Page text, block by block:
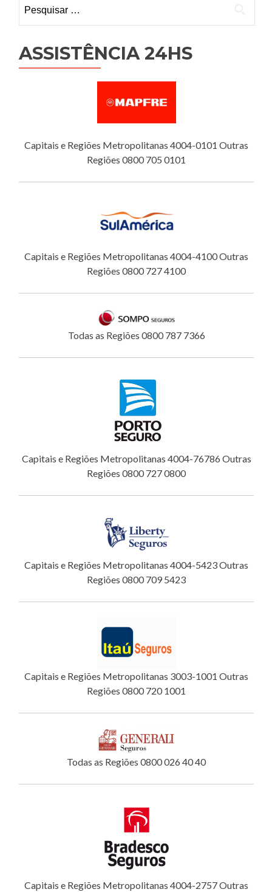
por:
ASSISTÊNCIA 24HS
Capitais e Regiões Metropolitanas 4004-0101 Outras
Regiões 0800 705 0101
Capitais e Regiões Metropolitanas 4004-4100 Outras
Regiões 0800 727 4100
Todas as Regiões 0800 787 7366
Capitais e Regiões Metropolitanas 4004-76786 Outras
Regiões 0800 727 0800
Capitais e Regiões Metropolitanas 4004-5423 Outras
Regiões 0800 709 5423
Capitais e Regiões Metropolitanas 3003-1001 Outras
Regiões 0800 720 1001
Todas as Regiões 0800 026 40 40
Capitais e Regiões Metropolitanas 4004-2757 Outras